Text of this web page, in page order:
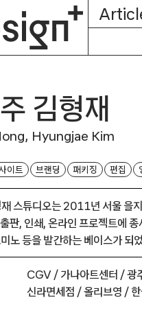
김형재
Hyungjae Kim
이트 브랜딩 패키징 편집
스튜디오는 2011년 서울 을
판, 인쇄, 온라인 프로젝트에
노 등을 발간하는 베이스가 되
CGV / 가나아트센터 /광
신라면세점 /올리브영 /
About